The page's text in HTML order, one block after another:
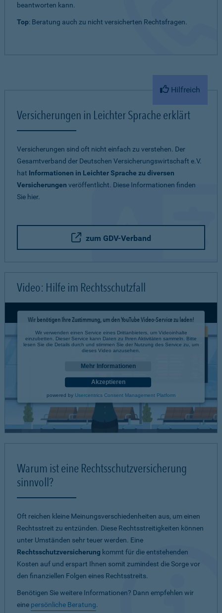
beantworten kann.
Top: Beratung auch zu nicht versicherten Rechtsfragen.
Hilfreich
Versicherungen in Leichter Sprache erklärt
Versicherungen sind oft nicht einfach zu verstehen. Der
Gesamtverband der Deutschen Versicherungswirtschaft e.V.
hat Informationen in Leichter Sprache zu diversen
Versicherungen veröffentlicht. Diese Informationen finden
Sie hier.
zum GDV-Verband
Video: Hilfe im Rechtsschutzfall
Wir benötigen Ihre Zustimmung, um den YouTube Video-Service zu laden!
Wir verwenden einen Service eines Drittanbieters, um Videoinhalte
einzubetten. Dieser Service kann Daten zu Ihren Aktivitäten sammeln. Bitte
lesen Sie die Details durch und stimmen Sie der Nutzung des Service zu, um
dieses Video anzusehen.
Mehr Informationen
Akzeptieren
powered by Usercentrics Consent Management Platform
Warum ist eine Rechtsschutzversicherung
sinnvoll?
Oft reichen kleine Meinungsverschiedenheiten aus, um einen
Rechtsstreit zu entzünden. Diese Rechtsstreitigkeiten können
unter Umständen sehr teuer werden. Eine
Rechtsschutzversicherung kommt für die entstehenden
Kosten auf und erspart Ihnen somit zumindest die Sorge vor
den finanziellen Folgen eines Rechtsstreits.
Benötigen Sie weitere Informationen? Dann empfehlen wir
eine persönliche Beratung.